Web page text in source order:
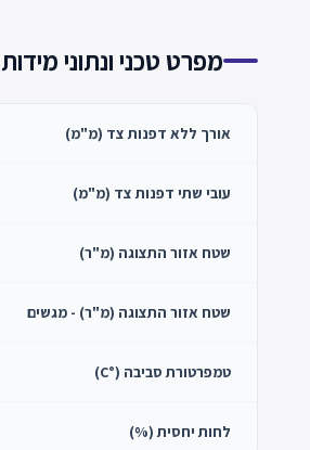
מפרט טכני ונתוני מידות
אורך ללא דפנות צד (מ"מ)
עובי שתי דפנות צד (מ"מ)
שטח אזור התצוגה (מ"ר)
שטח אזור התצוגה (מ"ר) - מגשים
טמפרטורת סביבה (°C)
לחות יחסית (%)